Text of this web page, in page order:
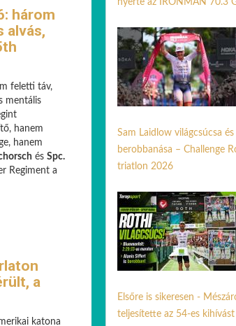
három
alvás,
feletti táv,
mentális
hanem
hanem
és Spc.
Regiment a
a
katona
nyerte az IRONMAN 70.3
Sam Laidlow világcsúcsa
berobbanása – Challenge
triatlon 2026
Elsőre is sikeresen -
teljesítette az 54-es kihívást